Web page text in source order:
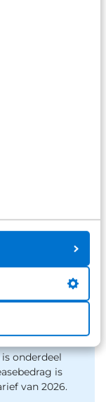
Broekhuis
onderdeel
is
van 2026.